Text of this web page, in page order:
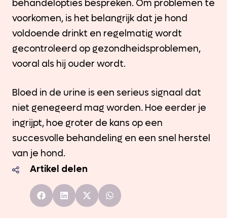
behandelopties bespreken. Om problemen te
voorkomen, is het belangrijk dat je hond
voldoende drinkt en regelmatig wordt
gecontroleerd op gezondheidsproblemen,
vooral als hij ouder wordt.
Bloed in de urine is een serieus signaal dat
niet genegeerd mag worden. Hoe eerder je
ingrijpt, hoe groter de kans op een
succesvolle behandeling en een snel herstel
van je hond.
Artikel delen